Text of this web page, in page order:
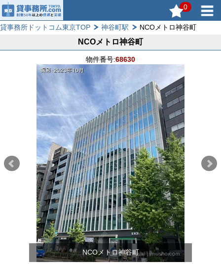
0
貸事務所ドットコム東京TOP 神谷町駅 NCOメトロ神谷町
NCOメトロ神谷町
物件番号:68630
NCOメトロ神谷町